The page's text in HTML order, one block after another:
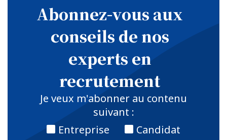
Abonnez-vous aux
conseils de nos
experts en
recrutement
Je veux m'abonner au contenu
suivant :
Entreprise
Candidat